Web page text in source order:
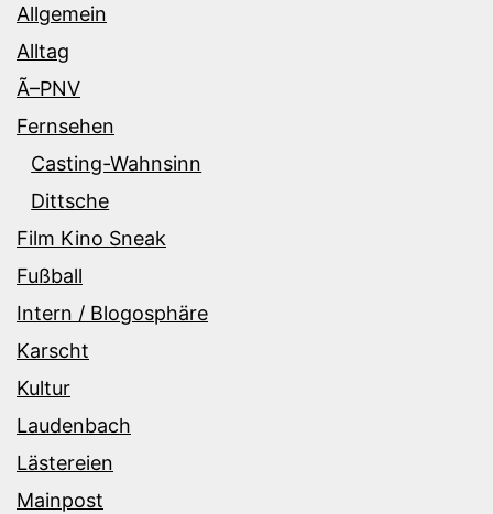
Allgemein
Alltag
Ã–PNV
Fernsehen
Casting-Wahnsinn
Dittsche
Film Kino Sneak
Fußball
Intern / Blogosphäre
Karscht
Kultur
Laudenbach
Lästereien
Mainpost